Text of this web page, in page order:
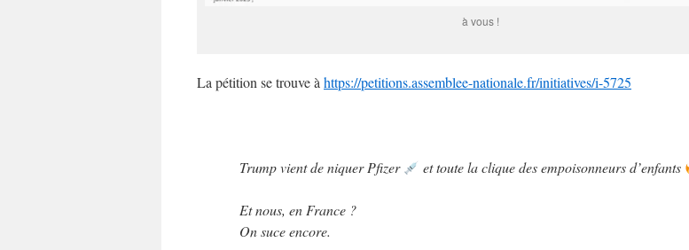
à vous !
La pétition se trouve à https://petitions.assemblee-nationale.fr/initiatives/i-5725
Trump vient de niquer Pfizer et toute la clique des empoisonneurs d’enfants
Et nous, en France ?
On suce encore.